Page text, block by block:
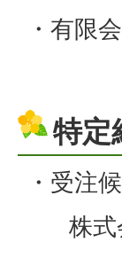
・有限
特定
・受注
株式